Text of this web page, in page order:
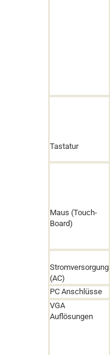
Tastatur
Maus (Touch-
Board)
Stromversorgung
(AC)
PC Anschlüsse
VGA
Auflösungen